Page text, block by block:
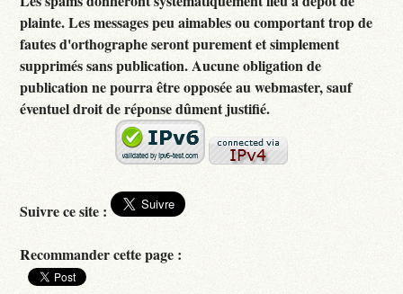
plainte. Les messages peu aimables ou comportant trop de
fautes d'orthographe seront purement et simplement
supprimés sans publication. Aucune obligation de
publication ne pourra être opposée au webmaster, sauf
éventuel droit de réponse dûment justifié.
Suivre ce site :
Recommander cette page :